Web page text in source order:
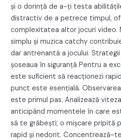
și o dorință de a-ți testa
distractiv de a petrece timpul,
complexitatea altor jocuri video.
simplu și muzica catchy
dar antrenantă a jocului.
șoseaua în siguranță Pentru a
este suficient să reacționezi
punct este esențială.
este primul pas. Analizează
anticipând momentele în care
să te grăbești; o mișcare pripită
rapid și nedorit. Concentrează-